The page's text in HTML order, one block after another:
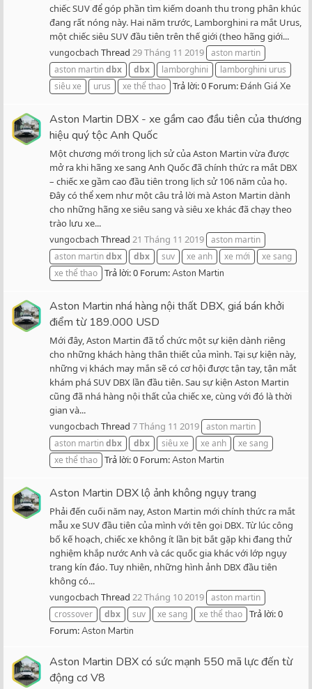
chiếc SUV để góp phần tìm kiếm doanh thu trong phân khúc
đang rất nóng này. Hai năm trước, Lamborghini ra mắt Urus,
một chiếc siêu SUV đầu tiên trên thế giới (theo hãng giới...
vungocbach Thread 29 Tháng 11 2019 aston martin
aston martindbx dbx lamborghini
lamborghini urus
siêu xe
urus xe thể thao Trả lời: 0 Forum:Đánh Giá Xe
Aston Martin DBX - xe gầm cao đầu tiên của thương
hiệu quý tộc Anh Quốc
Một chương mới trong lịch sử của Aston Martin vừa được
mở ra khi hãng xe sang Anh Quốc đã chính thức ra mắt DBX
– chiếc xe gầm cao đầu tiên trong lịch sử 106 năm của họ.
Đây có thể xem như một câu trả lời mà Aston Martin dành
cho những hãng xe siêu sang và siêu xe khác đã chạy theo
trào lưu xe...
vungocbach Thread 21 Tháng 11 2019 aston martin
aston martindbx dbx suv xe anh xe mới
xe sang
xe thể thao Trả lời: 0 Forum:Aston Martin
Aston Martin nhá hàng nội thất DBX, giá bán khởi
điểm từ 189.000 USD
Mới đây, Aston Martin đã tổ chức một sự kiện dành riêng
cho những khách hàng thân thiết của mình. Tại sự kiện này,
những vị khách may mắn sẽ có cơ hội được tận tay, tận mắt
khám phá SUV DBX lần đầu tiên. Sau sự kiện Aston Martin
cũng đã nhá hàng nội thất của chiếc xe, cùng với đó là thời
gian và...
vungocbach Thread 7 Tháng 11 2019 aston martin
aston martindbx dbx siêu xe xe anh
xe sang
xe thể thao Trả lời: 0 Forum:Aston Martin
Aston Martin DBX lộ ảnh không ngụy trang
Phải đến cuối năm nay, Aston Martin mới chính thức ra mắt
mẫu xe SUV đầu tiên của mình với tên gọi DBX. Từ lúc công
bố kế hoạch, chiếc xe không ít lần bịt bắt gặp khi đang thử
nghiệm khắp nước Anh và các quốc gia khác với lớp ngụy
trang kín đáo. Tuy nhiên, những hình ảnh DBX đầu tiên
không có...
vungocbach Thread 22 Tháng 10 2019 aston martin
crossover
dbx suv xe sang xe thể thao Trả lời: 0
Forum:Aston Martin
Aston Martin DBX có sức mạnh 550 mã lực đến từ
động cơ V8